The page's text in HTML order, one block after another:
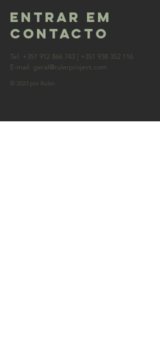
ENTRAR EM
CONTACTO
Tel: +351 912 866 743 | +351 938 352 116
E-mail: geral@rulerproject.com
© 2023 por Ruler.